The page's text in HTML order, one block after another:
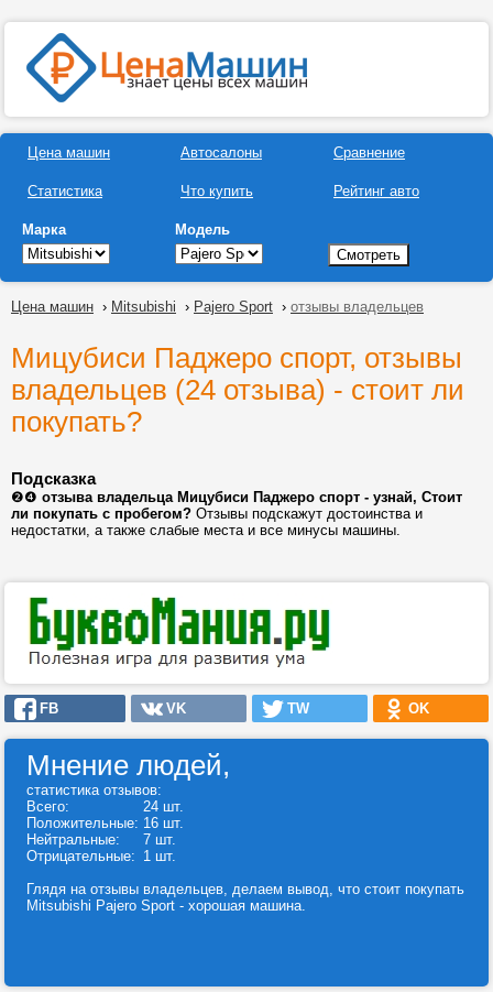
Цена машин
Статистика
Автосалоны
Что купить
Сравнение
Рейтинг авто
Марка Модель
Цена машин › Mitsubishi › Pajero Sport › отзывы владельцев
Мицубиси Паджеро спорт, отзывы
владельцев (24 отзыва) - стоит ли
покупать?
Подсказка
❷❹ отзыва владельца Мицубиси Паджеро спорт - узнай, Стоит
ли покупать с пробегом? Отзывы подскажут достоинства и
недостатки, а также слабые места и все минусы машины.
FB VK TW OK
Мнение людей,
статистика отзывов:
Всего:
24 шт.
Положительные: 16 шт.
Нейтральные:
7 шт.
Отрицательные: 1 шт.
Глядя на отзывы владельцев, делаем вывод, что стоит покупать
Mitsubishi Pajero Sport - хорошая машина.